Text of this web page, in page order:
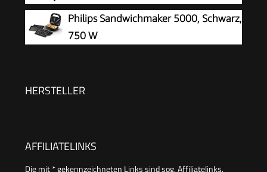
PREIS-/LEISTUNGSSIEGER Haus &
Garten Test 03/2019 | große Muschelform |
leicht zu reinigen dank ILAG Beschichtung | Käse
Philips Sandwichmaker 5000, Schwarz,
750 W
HERSTELLER
AFFILIATELINKS
Die mit * gekennzeichneten Links sind sog. Affiliatelinks.